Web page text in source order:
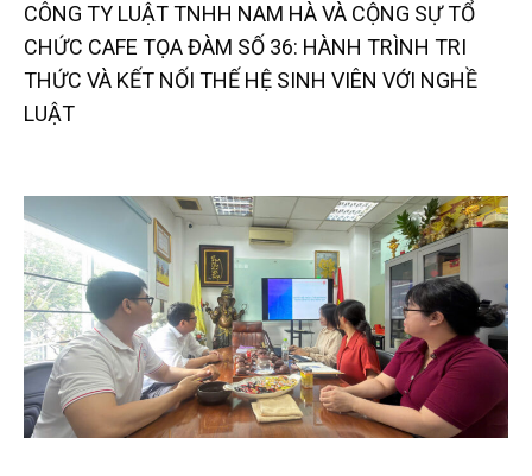
CÔNG TY LUẬT TNHH NAM HÀ VÀ CỘNG SỰ TỔ
CHỨC CAFE TỌA ĐÀM SỐ 36: HÀNH TRÌNH TRI
THỨC VÀ KẾT NỐI THẾ HỆ SINH VIÊN VỚI NGHỀ
LUẬT